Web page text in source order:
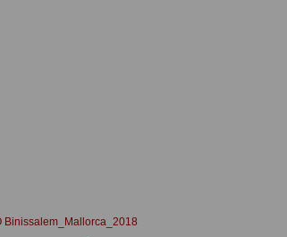
Binissalem_Mallorca_2018